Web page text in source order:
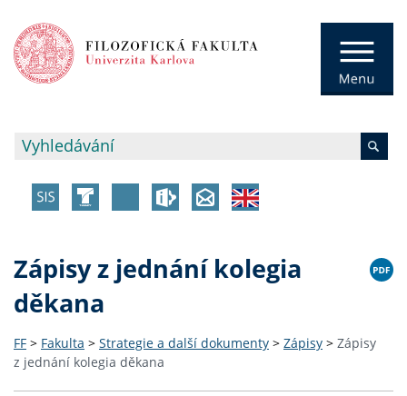
Zápisy z jednání kolegia
děkana
FF > Fakulta > Strategie a další dokumenty > Zápisy > Zápisy
z jednání kolegia děkana